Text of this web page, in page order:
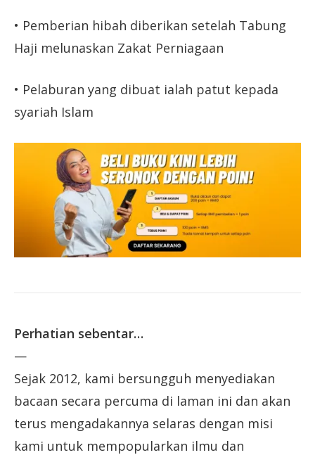
• Pemberian hibah diberikan setelah Tabung
Haji melunaskan Zakat Perniagaan
• Pelaburan yang dibuat ialah patut kepada
syariah Islam
Perhatian sebentar…
—
Sejak 2012, kami bersungguh menyediakan
bacaan secara percuma di laman ini dan akan
terus mengadakannya selaras dengan misi
kami untuk mempopularkan ilmu dan